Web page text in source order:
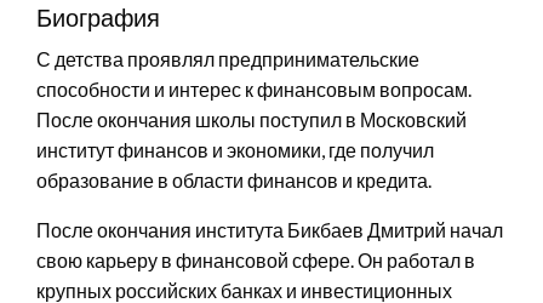
Биография
С детства проявлял предпринимательские
способности и интерес к финансовым вопросам.
После окончания школы поступил в Московский
институт финансов и экономики, где получил
образование в области финансов и кредита.
После окончания института Бикбаев Дмитрий начал
свою карьеру в финансовой сфере. Он работал в
крупных российских банках и инвестиционных